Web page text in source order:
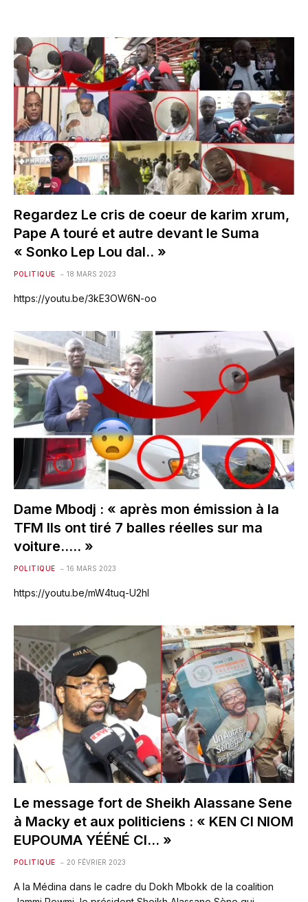
Regardez Le cris de coeur de karim xrum,
Pape A touré et autre devant le Suma
« Sonko Lep Lou dal.. »
POLITIQUE 18 MARS 2023
https://youtu.be/3kE3OW6N-oo
Dame Mbodj : « après mon émission à la
TFM Ils ont tiré 7 balles réelles sur ma
voiture….. »
POLITIQUE 16 MARS 2023
https://youtu.be/mW4tuq-U2hI
Le message fort de Sheikh Alassane Sene
à Macky et aux politiciens : « KEN CI NIOM
EUPOUMA YÉÉNÉ CI… »
POLITIQUE 20 FÉVRIER 2023
A la Médina dans le cadre du Dokh Mbokk de la coalition